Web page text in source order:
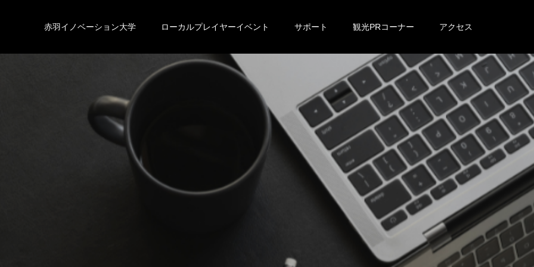
赤羽イノベーション大学 ローカルプレイヤーイベント サポート 観光PRコーナー アクセス